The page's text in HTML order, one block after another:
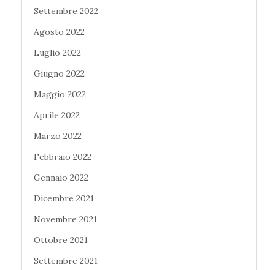
Settembre 2022
Agosto 2022
Luglio 2022
Giugno 2022
Maggio 2022
Aprile 2022
Marzo 2022
Febbraio 2022
Gennaio 2022
Dicembre 2021
Novembre 2021
Ottobre 2021
Settembre 2021